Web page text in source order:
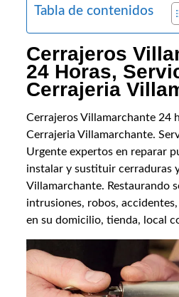
Tabla de contenidos
Cerrajeros
24 Horas,
Cerrajeria
Cerrajeros Villamarchante 24
Cerrajeria Villamarchante.
Urgente expertos en reparar
instalar y sustituir cerraduras
Villamarchante. Restaurando
intrusiones, robos,
en su domicilio, tienda, local